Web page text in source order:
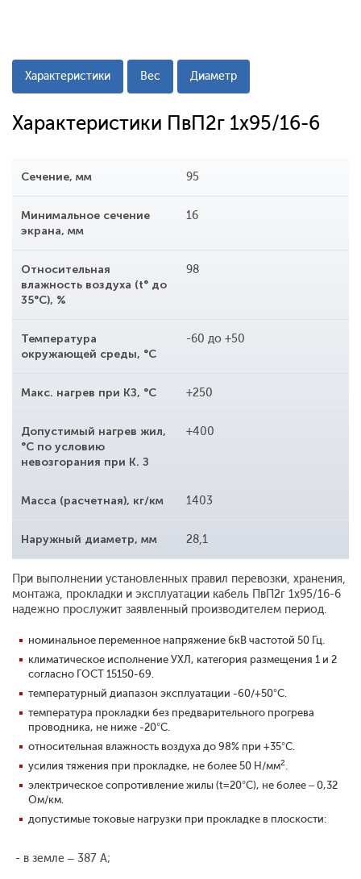
Характеристики Вес Диаметр
Характеристики ПвП2г 1x95/16-6
Сечение, мм 95
Минимальное сечение
экрана, мм
16
Относительная
влажность воздуха (t° до
35°С), %
98
Температура
окружающей среды, °С
-60 до +50
Макс. нагрев при КЗ, °С +250
Допустимый нагрев жил,
°С по условию
невозгорания при К. З
+400
Масса (расчетная), кг/км 1403
Наружный диаметр, мм 28,1
При выполнении установленных правил перевозки, хранения,
монтажа, прокладки и эксплуатации кабель ПвП2г 1x95/16-6
надежно прослужит заявленный производителем период.
номинальное переменное напряжение 6кВ частотой 50 Гц.
климатическое исполнение УХЛ, категория размещения 1 и 2
согласно ГОСТ 15150-69.
температурный диапазон эксплуатации -60/+50°С.
температура прокладки без предварительного прогрева
проводника, не ниже -20°С.
относительная влажность воздуха до 98% при +35°С.
усилия тяжения при прокладке, не более 50 Н/мм2.
электрическое сопротивление жилы (t=20°С), не более – 0,32
Ом/км.
допустимые токовые нагрузки при прокладке в плоскости:
- в земле – 387 А;